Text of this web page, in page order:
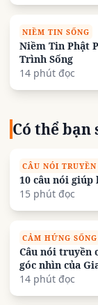
NIỀM TIN SỐNG
Niềm Tin Phật
Trình Sống
14 phút đọc
Có thể bạn
CÂU NÓI
10 câu nói
15 phút đọc
CẢM HỨNG SỐNG
Câu nói truyền
góc nhìn của
14 phút đọc